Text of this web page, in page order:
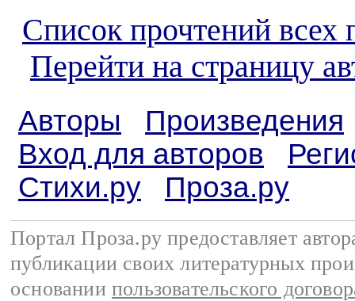
Список прочтений всех
Перейти на страницу
Авторы
Произведения
Вход для авторов
Стихи.ру
Проза.ру
Портал Проза.ру предоставляет
публикации своих литературных
основании пользовательского